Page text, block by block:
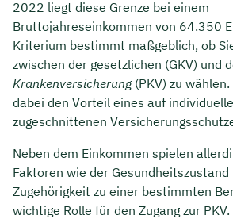
2022 liegt diese Grenze bei einem
Bruttojahreseinkommen von 64.350
Kriterium bestimmt maßgeblich, ob
zwischen der gesetzlichen (GKV) und
Krankenversicherung(PKV) zu
dabei den Vorteil eines auf
zugeschnittenen
Neben dem Einkommen spielen
Faktoren wie der Gesundheitszustand
Zugehörigkeit zu einer bestimmten
wichtige Rolle für den Zugang zur